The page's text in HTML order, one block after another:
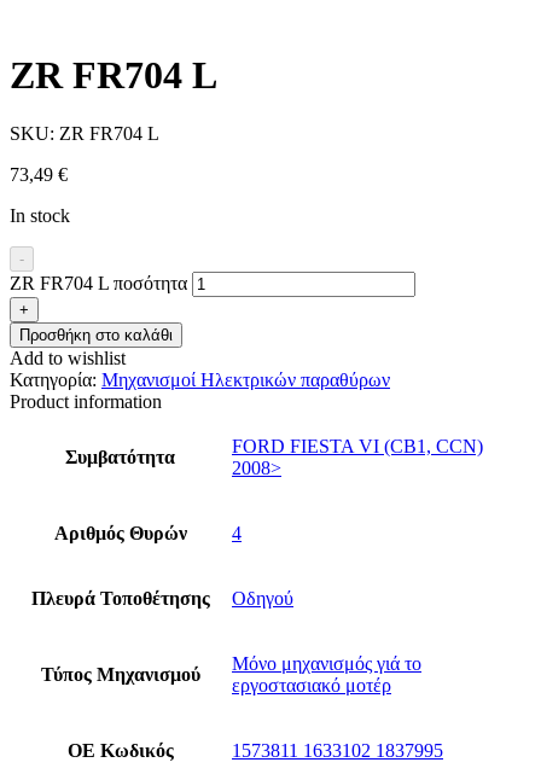
ZR FR704 L
SKU: ZR FR704 L
73,49 €
In stock
-
ZR FR704 L ποσότητα
+
Προσθήκη στο καλάθι
Add to wishlist
Κατηγορία: Μηχανισμοί Ηλεκτρικών παραθύρων
Product information
Συμβατότητα
FORD FIESTA VI (CB1, CCN)
2008>
Αριθμός Θυρών 4
Πλευρά Τοποθέτησης Οδηγού
Τύπος Μηχανισμού
Μόνο μηχανισμός γιά το
εργοστασιακό μοτέρ
ΟΕ Κωδικός 1573811 1633102 1837995